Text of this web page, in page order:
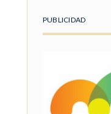
PUBLICIDAD